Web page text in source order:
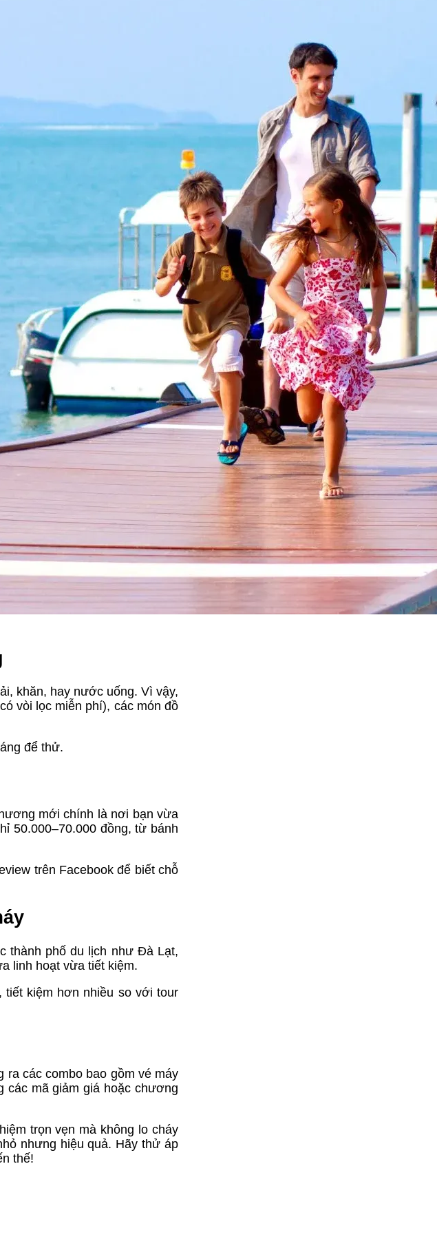
khăn, hay nước uống. Vì vậy,
vòi lọc miễn phí), các món đồ
để thử.
mới chính là nơi bạn vừa
50.000–70.000 đồng, từ bánh
trên Facebook để biết chỗ
thành phố du lịch như Đà Lạt,
linh hoạt vừa tiết kiệm.
tiết kiệm hơn nhiều so với tour
ra các combo bao gồm vé máy
các mã giảm giá hoặc chương
trọn vẹn mà không lo cháy
nhưng hiệu quả. Hãy thử áp
thế!